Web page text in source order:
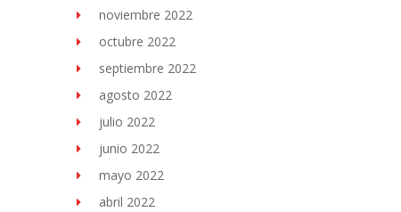
noviembre 2022
octubre 2022
septiembre 2022
agosto 2022
julio 2022
junio 2022
mayo 2022
abril 2022